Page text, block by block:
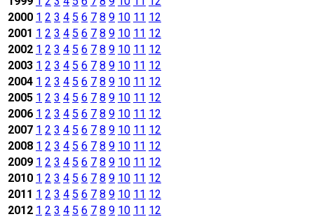
2000 1 2 3 4 5 6 7 8 9 10 11 12
2001 1 2 3 4 5 6 7 8 9 10 11 12
2002 1 2 3 4 5 6 7 8 9 10 11 12
2003 1 2 3 4 5 6 7 8 9 10 11 12
2004 1 2 3 4 5 6 7 8 9 10 11 12
2005 1 2 3 4 5 6 7 8 9 10 11 12
2006 1 2 3 4 5 6 7 8 9 10 11 12
2007 1 2 3 4 5 6 7 8 9 10 11 12
2008 1 2 3 4 5 6 7 8 9 10 11 12
2009 1 2 3 4 5 6 7 8 9 10 11 12
2010 1 2 3 4 5 6 7 8 9 10 11 12
2011 1 2 3 4 5 6 7 8 9 10 11 12
2012 1 2 3 4 5 6 7 8 9 10 11 12